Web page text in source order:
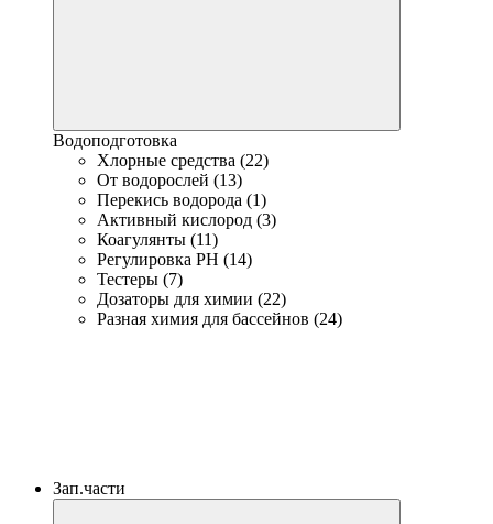
Водоподготовка
Хлорные средства (22)
От водорослей (13)
Перекись водорода (1)
Активный кислород (3)
Коагулянты (11)
Регулировка PH (14)
Тестеры (7)
Дозаторы для химии (22)
Разная химия для бассейнов (24)
Зап.части